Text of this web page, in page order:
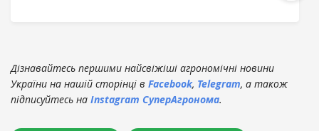
Дізнавайтесь першими найсвіжіші агрономічні новини
України на нашій сторінці в Facebook, Telegram, а також
підписуйтесь на Instagram СуперАгронома.